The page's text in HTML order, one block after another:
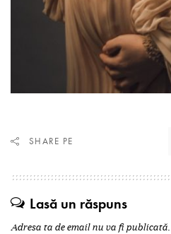
SHARE PE
Lasă un răspuns
Adresa ta de email nu va fi publicată.